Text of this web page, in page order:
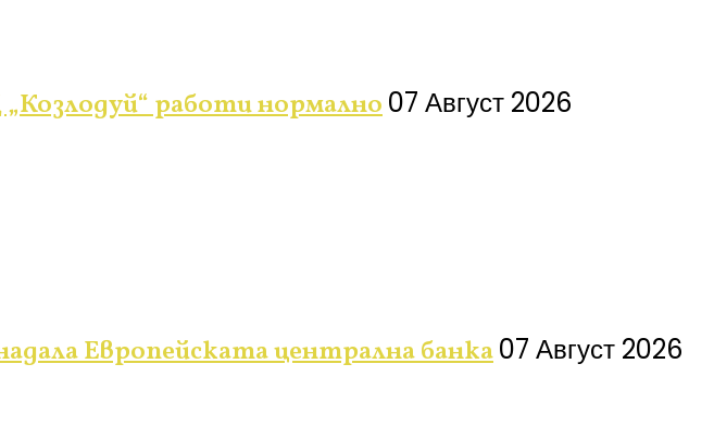
работи нормално07 Август 2026
Европейската централна банка07 Август 2026